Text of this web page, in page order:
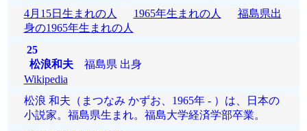
4月15日生まれの人
1965年生まれの人
福島県出
身の1965年生まれの人
25
松浪和夫福島県 出身
Wikipedia
松浪 和夫（まつなみ かずお、1965年 - ）は、日本の
小説家。福島県生まれ。福島大学経済学部卒業。